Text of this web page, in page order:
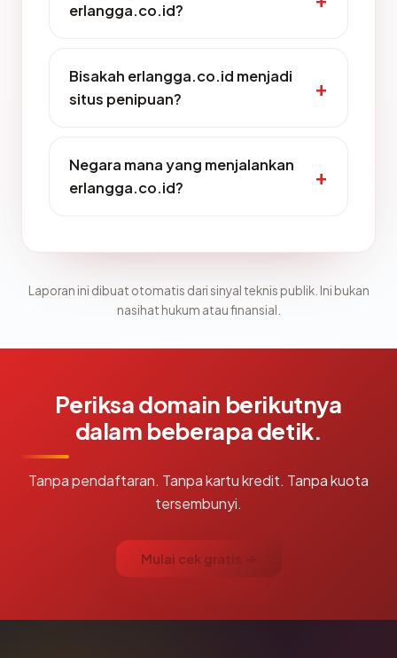
erlangga.co.id?
Bisakah erlangga.co.id menjadi
situs penipuan?
Negara mana yang menjalankan
erlangga.co.id?
Laporan ini dibuat otomatis dari sinyal teknis publik. Ini bukan
nasihat hukum atau finansial.
Periksa domain berikutnya
dalam beberapa detik.
Tanpa pendaftaran. Tanpa kartu kredit. Tanpa kuota
tersembunyi.
Mulai cek gratis →